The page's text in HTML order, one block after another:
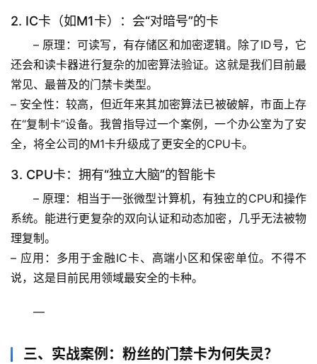
然
物
人
体
奥
秘
档
案
宇
2. IC卡（如M1卡）：会“对暗号”的卡
– 原理 ：可读写，有存储区和加密逻辑。除了ID号，它
还会和读卡器进行复杂的加密算法验证。这就是我们目前最
常见、最普及的门禁卡类型。
– 安全性 ：较高，但近年来其加密算法已被破解，市面上存
在“复制卡”设备。我曾指导过一个案例，一个办公室为了安
全，将全公司的M1卡升级成了更安全的CPU卡。
3. CPU卡：拥有“独立大脑”的智能卡
– 原理 ：相当于一张微型计算机，有独立的CPU和操作
系统。能进行更复杂的双向认证和动态加密，几乎无法被物
理复制。
– 应用 ：多用于金融IC卡、高端小区和保密单位。 不得不
说，这是目前民用领域最安全的卡种。
—
三、实战案例：粉丝的门禁卡为何失灵？